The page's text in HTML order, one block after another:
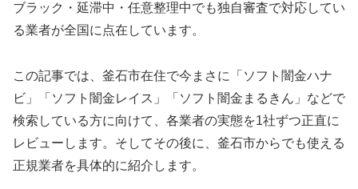
ブラック・延滞中・任意整理中でも独自審査で対応してい
る業者が全国に点在しています。
この記事では、釜石市在住で今まさに「ソフト闇金ハナ
ビ」「ソフト闇金レイス」「ソフト闇金まるきん」などで
検索している方に向けて、各業者の実態を1社ずつ正直に
レビューします。そしてその後に、釜石市からでも使える
正規業者を具体的に紹介します。